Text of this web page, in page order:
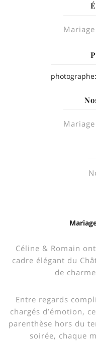
Céline & Romain
cadre élégant du
de
Entre regards
chargés d’émotion,
parenthèse hors du
soirée, chaque